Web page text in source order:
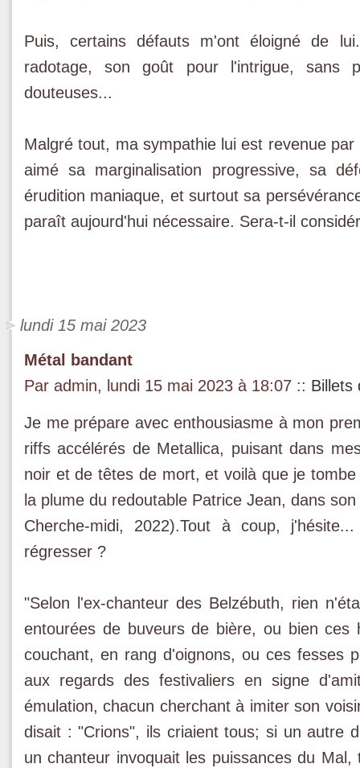
Puis, certains défauts m'ont éloigné de
radotage, son goût pour l'intrigue, sans
douteuses...
Malgré tout, ma sympathie lui est revenue
aimé sa marginalisation progressive, sa
érudition maniaque, et surtout sa
paraît aujourd'hui nécessaire. Sera-t-il
lundi 15 mai 2023
Métal bandant
Par admin, lundi 15 mai 2023 à 18:07 :: Billets
Je me prépare avec enthousiasme à mon
riffs accélérés de Metallica, puisant dans
noir et de têtes de mort, et voilà que je
la plume du redoutable Patrice Jean, dans
Cherche-midi, 2022).Tout à coup,
régresser ?
"Selon l'ex-chanteur des Belzébuth, rien
entourées de buveurs de bière, ou bien ces
couchant, en rang d'oignons, ou ces fesses
aux regards des festivaliers en signe
émulation, chacun cherchant à imiter son
disait : "Crions", ils criaient tous; si un autre
un chanteur invoquait les puissances du